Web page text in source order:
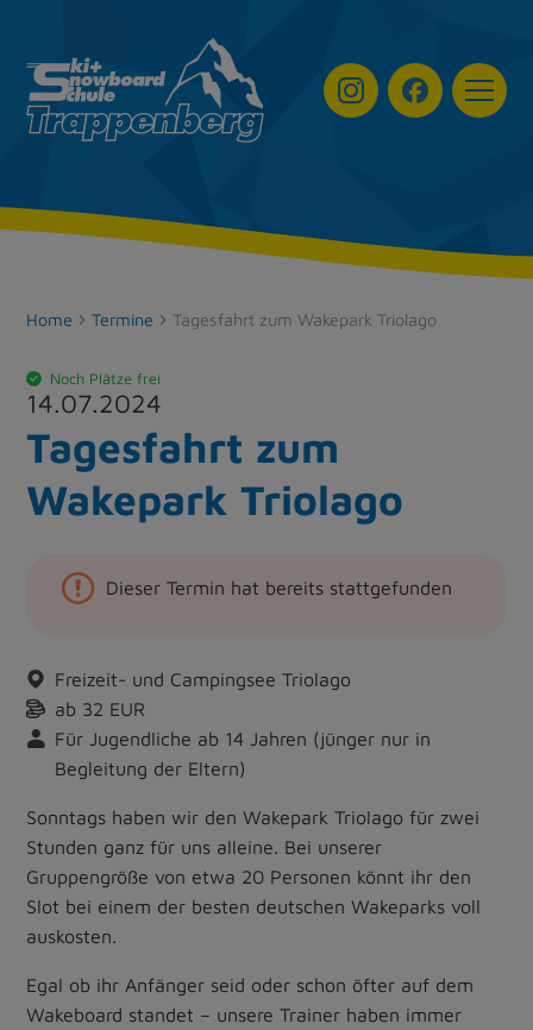
Home Termine Tagesfahrt zum Wakepark Triolago
Noch Plätze frei
14.07.2024
Tagesfahrt zum
Wakepark Triolago
Dieser Termin hat bereits stattgefunden
Freizeit- und Campingsee Triolago
ab 32 EUR
Für Jugendliche ab 14 Jahren (jünger nur in
Begleitung der Eltern)
Sonntags haben wir den Wakepark Triolago für zwei
Stunden ganz für uns alleine. Bei unserer
Gruppengröße von etwa 20 Personen könnt ihr den
Slot bei einem der besten deutschen Wakeparks voll
auskosten.
Egal ob ihr Anfänger seid oder schon öfter auf dem
Wakeboard standet – unsere Trainer haben immer